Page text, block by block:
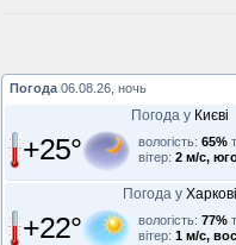
Погода 06.08.26, ночь
Погода у Києві
+25° вологість: 65%
вітер: 2 м/с,
Погода у Харкові
+22° вологість: 77%
вітер: 1 м/с,